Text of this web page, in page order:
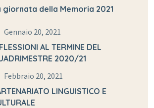
giornata della Memoria 2021
Gennaio 20, 2021
AL TERMINE DEL
2020/21
Febbraio 20, 2021
LINGUISTICO E